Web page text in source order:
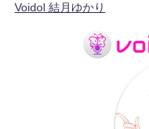
Voidol 結月ゆかり